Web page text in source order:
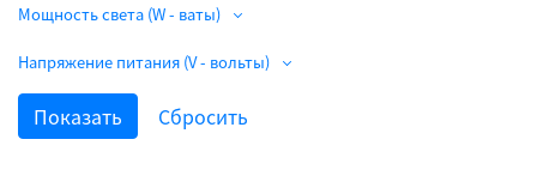
Мощность света (W - ваты)
Напряжение питания (V - вольты)